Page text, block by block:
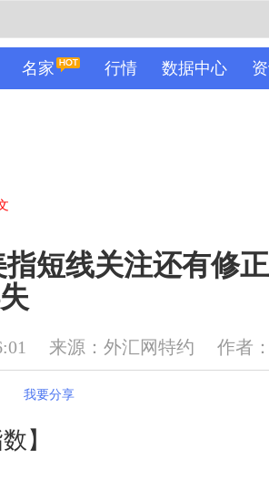
名家 行情 数据中心
短线关注还有修
来源：外汇网特约 作者
我要分享
】